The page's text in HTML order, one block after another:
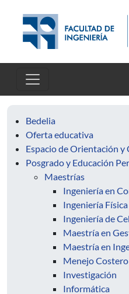
Bedelia
Oferta educativa
Espacio de Orientación y
Posgrado y Educación
Maestrías
Ingeniería en
Ingeniería Física
Ingeniería de
Maestría en
Maestría en
Menejo
Investigación
Informática